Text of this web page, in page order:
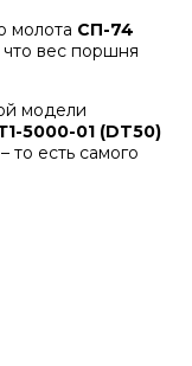
молота СП-74
вес поршня
модели
5000-01 (DT50)
то есть самого